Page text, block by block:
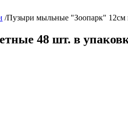
/Пузыри мыльные "Зоопарк" 12см
48 шт. в